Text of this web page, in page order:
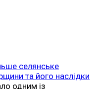
селянське
та його наслідки
одним із